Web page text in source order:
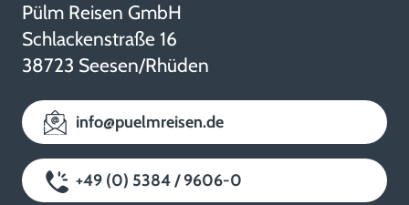
Pülm Reisen GmbH
Schlackenstraße 16
38723 Seesen/Rhüden
info@puelmreisen.de
+49 (0) 5384 / 9606-0